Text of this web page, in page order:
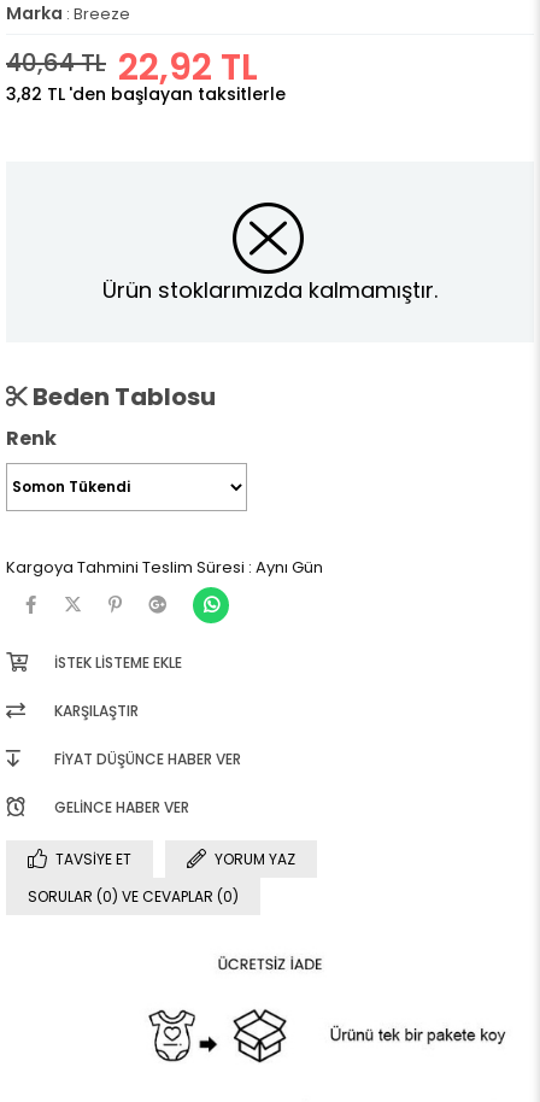
Marka : Breeze
40,64 TL 22,92 TL
3,82 TL 'den başlayan taksitlerle
Ürün stoklarımızda kalmamıştır.
Beden Tablosu
Renk
Kargoya Tahmini Teslim Süresi : Aynı Gün
İSTEK LISTEME EKLE
KARŞILAŞTIR
FIYAT DÜŞÜNCE HABER VER
GELINCE HABER VER
TAVSIYE ET
YORUM YAZ
SORULAR (0) VE CEVAPLAR (0)